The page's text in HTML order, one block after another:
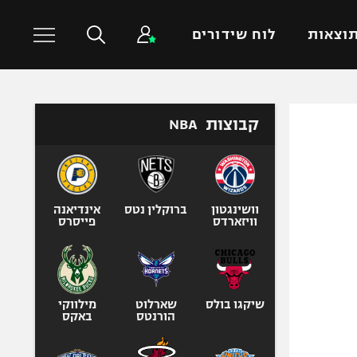
תוצאות לוח שידורים
כדורסל עולמי ענפים נוספים
כדוריד
אגרוף
ספורט אולימפי
UFC
היאבקות WWE
קבוצות NBA
וושינגטון
וויזארדס
ברוקלין נטס
אינדיאנה
פייסרס
שיקגו בולס
שארלוט
הורנטס
מילווקי
באקס